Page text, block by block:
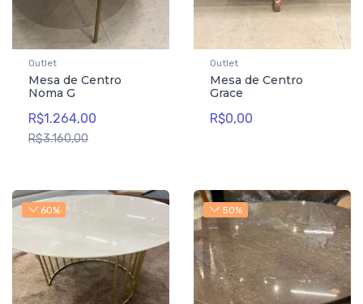
Outlet
Mesa de Centro
Noma G
R$1.264,00
R$3.160,00
Outlet
Mesa de Centro
Grace
R$0,00
60% 50%